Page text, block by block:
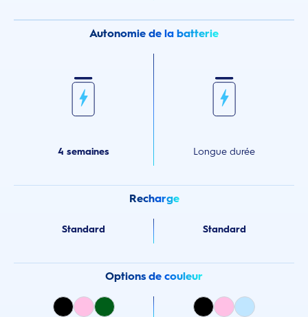
Autonomie de la batterie
4 semaines Longue durée
Recharge
Standard Standard
Options de couleur